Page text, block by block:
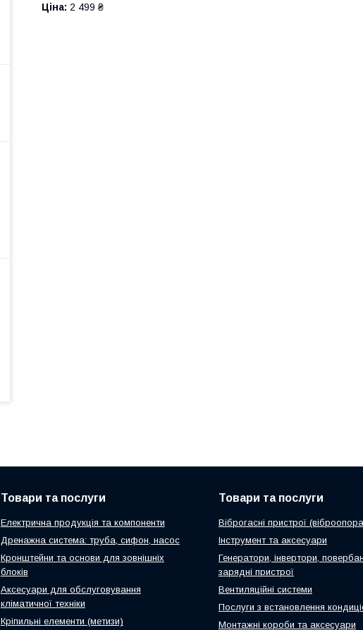
Ціна: 2 499 ₴
Товари та послуги
Електрична продукція та компоненти
Дренажна система: труба, сифон, насос
Кронштейни та основи для зовнішніх
блоків
Аксесуари для обслуговування
кліматичної техніки
Кріпильні елементи (метизи)
Товари та послуги
Віброгасні пристрої
Інструмент та аксесуари
Генератори, інвертори,
зарядні пристрої
Вентиляційні системи
Послуги з встановлення
Монтажні короби та аксесуари